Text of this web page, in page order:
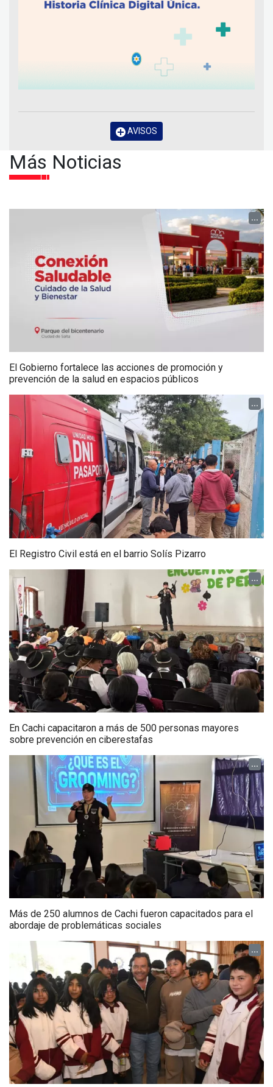
AVISOS
Más Noticias
...
El Gobierno fortalece las acciones de promoción y
prevención de la salud en espacios públicos
...
El Registro Civil está en el barrio Solís Pizarro
...
En Cachi capacitaron a más de 500 personas mayores
sobre prevención en ciberestafas
...
Más de 250 alumnos de Cachi fueron capacitados para el
abordaje de problemáticas sociales
...